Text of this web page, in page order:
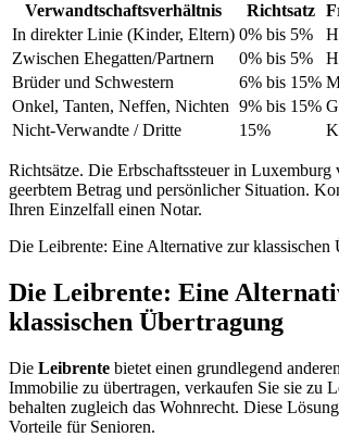
Verwandtschaftsverhältnis Richtsatz
In direkter Linie (Kinder, Eltern) 0% bis 5%
Zwischen Ehegatten/Partnern
0% bis 5%
Brüder und Schwestern
6% bis 15%
Onkel, Tanten, Neffen, Nichten 9% bis 15%
Nicht-Verwandte / Dritte
15%
Richtsätze. Die Erbschaftssteuer in Luxemburg
geerbtem Betrag und persönlicher Situation.
Ihren Einzelfall einen Notar.
Die Leibrente: Eine Alternative zur klassischen
Die Leibrente: Eine
klassischen Übertragung
Die Leibrente bietet einen grundlegend
Immobilie zu übertragen, verkaufen Sie sie zu
behalten zugleich das Wohnrecht. Diese
Vorteile für Senioren.